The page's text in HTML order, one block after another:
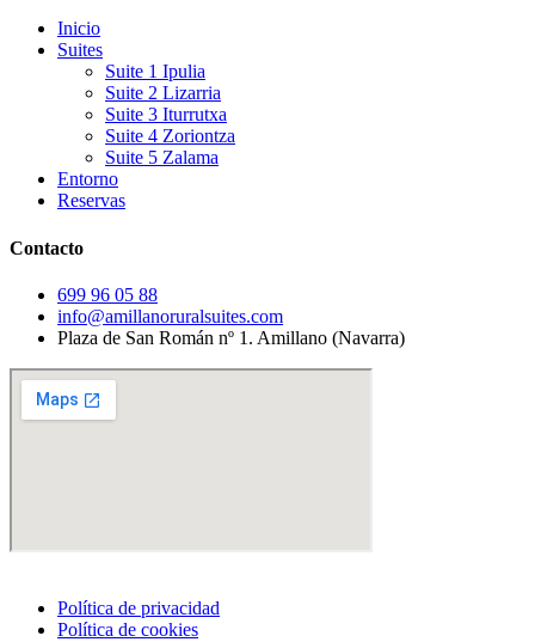
Inicio
Suites
Suite 1 Ipulia
Suite 2 Lizarria
Suite 3 Iturrutxa
Suite 4 Zoriontza
Suite 5 Zalama
Entorno
Reservas
Contacto
699 96 05 88
info@amillanoruralsuites.com
Plaza de San Román nº 1. Amillano (Navarra)
Política de privacidad
Política de cookies